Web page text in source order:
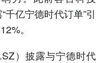
千亿宁德时代订单”引
。
）披露与宁德时代